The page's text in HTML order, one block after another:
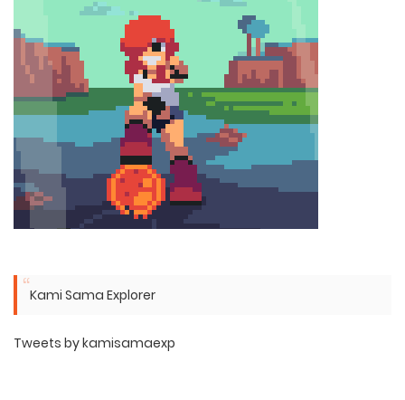
Kami Sama Explorer
Tweets by kamisamaexp